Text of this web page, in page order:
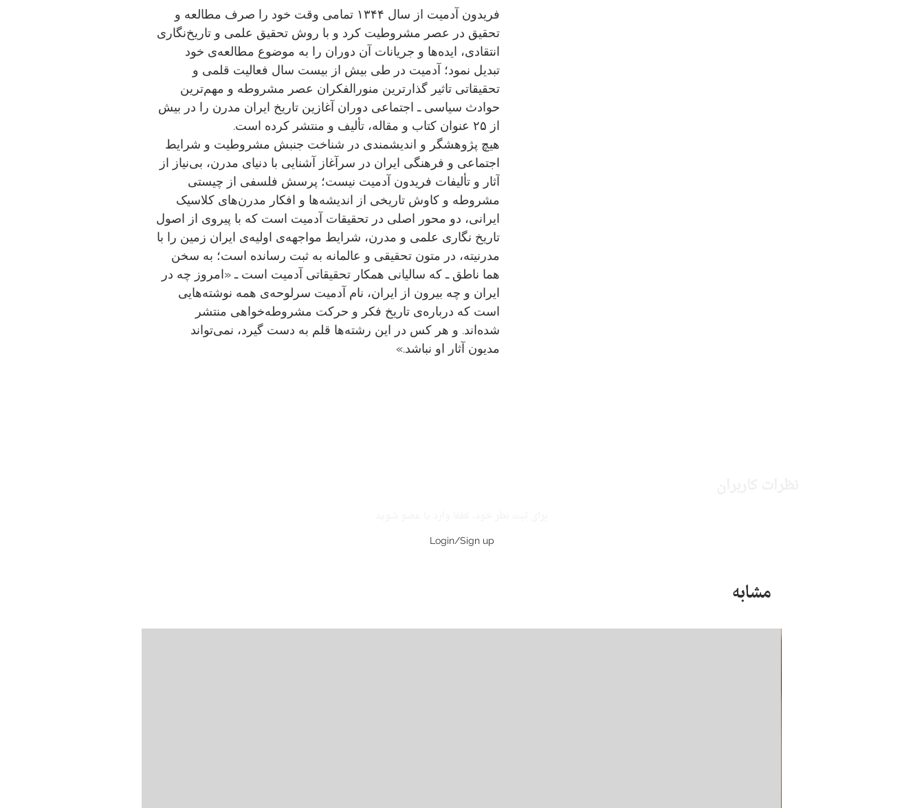
فریدون آدمیت از سال ۱۳۴۴ تمامی وقت خود را صرف مطالعه و
تحقیق در عصر مشروطیت کرد و با روش تحقیق علمی و تاریخ‌نگاری
انتقادی، ایده‌ها و جریانات آن دوران را به موضوع مطالعه‌ی خود
تبدیل نمود؛ آدمیت در طی بیش از بیست سال فعالیت قلمی و
تحقیقاتی تاثیر گذارترین منورالفکران عصر مشروطه و مهم‌ترین
حوادث سیاسی ـ اجتماعی دوران آغازین تاریخ ایران مدرن را در بیش
از ۲۵ عنوان کتاب و مقاله، تألیف و منتشر کرده است.
هیچ پژوهشگر و اندیشمندی در شناخت جنبش مشروطیت و شرایط
اجتماعی و فرهنگی ایران در سرآغاز آشنایی با دنیای مدرن، بی‌نیاز از
آثار و تألیفات فریدون آدمیت نیست؛ پرسش فلسفی از چیستی
مشروطه و کاوش تاریخی از اندیشه‌ها و افکار مدرن‌های کلاسیک
ایرانی، دو محور اصلی در تحقیقات آدمیت است که با پیروی از اصول
تاریخ نگاری علمی و مدرن، شرایط مواجهه‌ی اولیه‌ی ایران زمین را با
مدرنیته، در متون تحقیقی و عالمانه به ثبت رسانده است؛ به سخن
هما ناطق ـ که سالیانی همکار تحقیقاتی آدمیت است ـ «امروز چه در
ایران و چه بیرون از ایران، نام آدمیت سرلوحه‌ی همه نوشته‌هایی
است که درباره‌ی تاریخ فکر و حرکت مشروطه‌خواهی منتشر
شده‌اند. و هر کس در این رشته‌ها قلم به دست گیرد، نمی‌تواند
مدیون آثار او نباشد.»
Login/Sign up
مشابه